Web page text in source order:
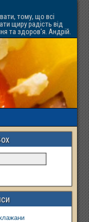
тому, що всі
щиру радість від
та здоров'я. Андрій.